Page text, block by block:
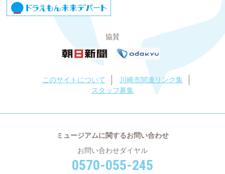
協賛
このサイトについて
川崎市関連リンク集
スタッフ募集
ミュージアムに関するお問い合わせ
お問い合わせダイヤル
0570-055-245